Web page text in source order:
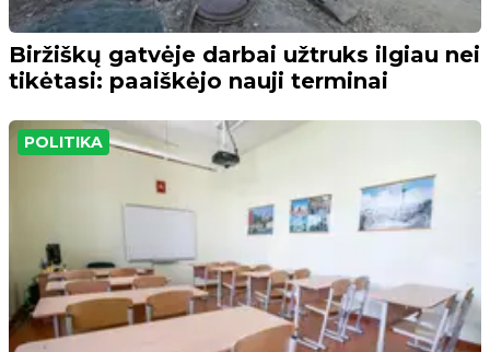
Biržiškų gatvėje darbai užtruks ilgiau nei
tikėtasi: paaiškėjo nauji terminai
POLITIKA